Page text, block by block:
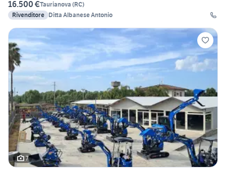
16.500 €Taurianova (RC)
Rivenditore Ditta Albanese Antonio
7